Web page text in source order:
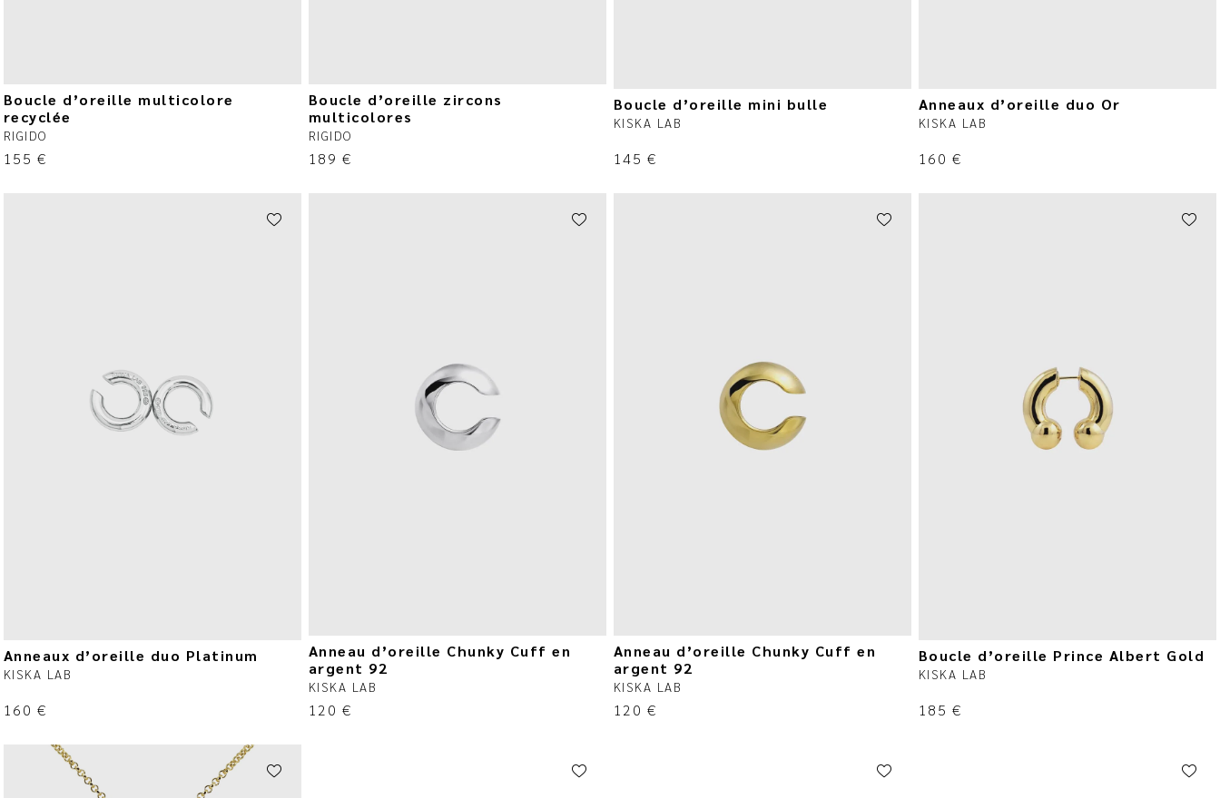
Boucle d’oreille multicolore
recyclée
RIGIDO
155 €
Boucle d’oreille zircons
multicolores
RIGIDO
189 €
Boucle d’oreille mini bulle
KISKA LAB
145 €
Anneaux d’oreille duo Or
KISKA LAB
160 €
Anneaux d’oreille duo Platinum
KISKA LAB
160 €
Anneau d’oreille Chunky Cuff en
argent 92
KISKA LAB
120 €
Anneau d’oreille Chunky Cuff en
argent 92
KISKA LAB
120 €
Boucle d’oreille Prince Albert Gold
KISKA LAB
185 €